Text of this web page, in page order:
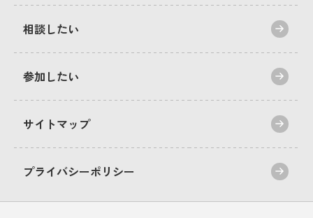
相談したい
参加したい
サイトマップ
プライバシーポリシー